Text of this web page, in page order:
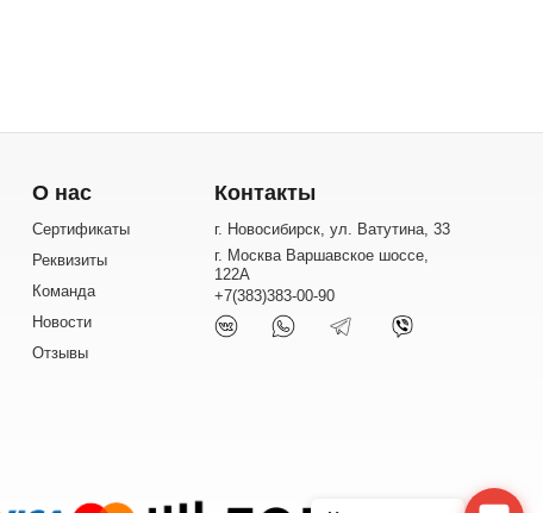
О нас
Сертификаты
Реквизиты
Команда
Новости
Отзывы
Контакты
г. Новосибирск, ул. Ватутина, 33
г. Москва Варшавское шоссе,
122А
+7(383)383-00-90